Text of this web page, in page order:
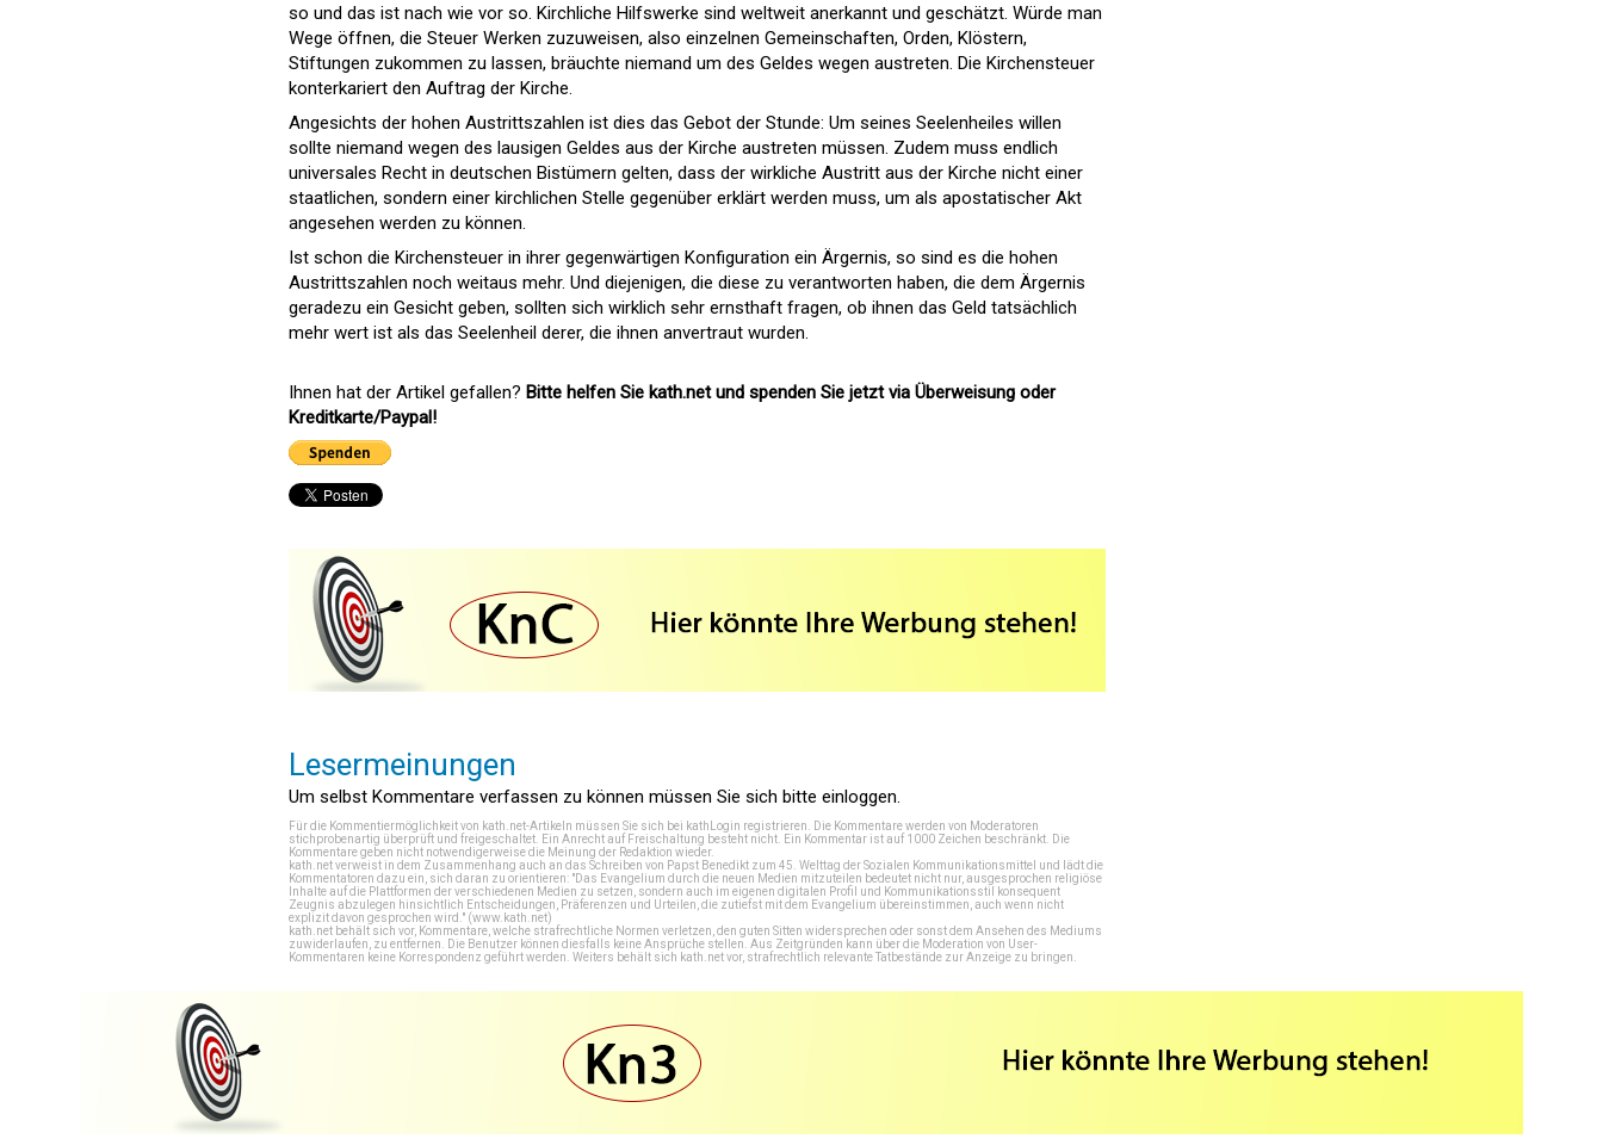
so und das ist nach wie vor so. Kirchliche Hilfswerke sind weltweit anerkannt und geschätzt. Würde man
Wege öffnen, die Steuer Werken zuzuweisen, also einzelnen Gemeinschaften, Orden, Klöstern,
Stiftungen zukommen zu lassen, bräuchte niemand um des Geldes wegen austreten. Die Kirchensteuer
konterkariert den Auftrag der Kirche.
Angesichts der hohen Austrittszahlen ist dies das Gebot der Stunde: Um seines Seelenheiles willen
sollte niemand wegen des lausigen Geldes aus der Kirche austreten müssen. Zudem muss endlich
universales Recht in deutschen Bistümern gelten, dass der wirkliche Austritt aus der Kirche nicht einer
staatlichen, sondern einer kirchlichen Stelle gegenüber erklärt werden muss, um als apostatischer Akt
angesehen werden zu können.
Ist schon die Kirchensteuer in ihrer gegenwärtigen Konfiguration ein Ärgernis, so sind es die hohen
Austrittszahlen noch weitaus mehr. Und diejenigen, die diese zu verantworten haben, die dem Ärgernis
geradezu ein Gesicht geben, sollten sich wirklich sehr ernsthaft fragen, ob ihnen das Geld tatsächlich
mehr wert ist als das Seelenheil derer, die ihnen anvertraut wurden.
Ihnen hat der Artikel gefallen? Bitte helfen Sie kath.net und spenden Sie jetzt via Überweisung oder
Kreditkarte/Paypal!
Lesermeinungen
Um selbst Kommentare verfassen zu können müssen Sie sich bitte einloggen.
Für die Kommentiermöglichkeit von kath.net-Artikeln müssen Sie sich bei kathLogin registrieren . Die Kommentare werden von Moderatoren
stichprobenartig überprüft und freigeschaltet. Ein Anrecht auf Freischaltung besteht nicht. Ein Kommentar ist auf 1000 Zeichen beschränkt. Die
Kommentare geben nicht notwendigerweise die Meinung der Redaktion wieder.
kath.net verweist in dem Zusammenhang auch an das Schreiben von Papst Benedikt zum 45. Welttag der Sozialen Kommunikationsmittel und lädt die
Kommentatoren dazu ein, sich daran zu orientieren: "Das Evangelium durch die neuen Medien mitzuteilen bedeutet nicht nur, ausgesprochen religiöse
Inhalte auf die Plattformen der verschiedenen Medien zu setzen, sondern auch im eigenen digitalen Profil und Kommunikationsstil konsequent
Zeugnis abzulegen hinsichtlich Entscheidungen, Präferenzen und Urteilen, die zutiefst mit dem Evangelium übereinstimmen, auch wenn nicht
explizit davon gesprochen wird." (www.kath.net)
kath.net behält sich vor, Kommentare, welche strafrechtliche Normen verletzen, den guten Sitten widersprechen oder sonst dem Ansehen des Mediums
zuwiderlaufen, zu entfernen. Die Benutzer können diesfalls keine Ansprüche stellen. Aus Zeitgründen kann über die Moderation von User-
Kommentaren keine Korrespondenz geführt werden. Weiters behält sich kath.net vor, strafrechtlich relevante Tatbestände zur Anzeige zu bringen.